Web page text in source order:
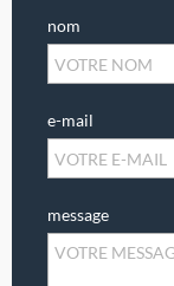
nom
e-mail
message